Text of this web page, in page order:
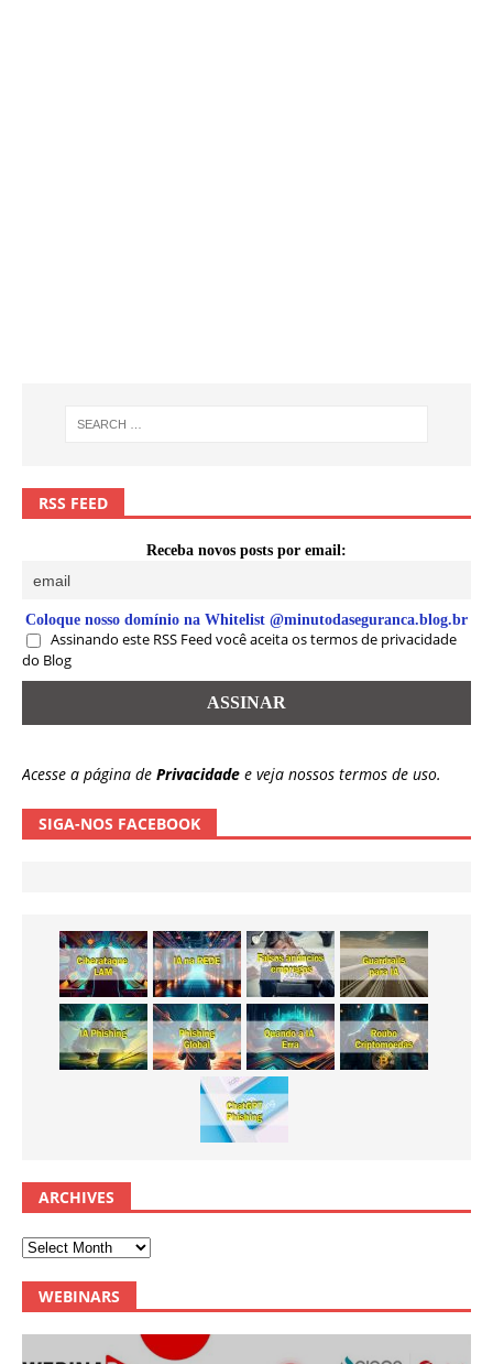
RSS FEED
Receba novos posts por email:
Coloque nosso domínio na Whitelist @minutodaseguranca.blog.br
Assinando este RSS Feed você aceita os termos de privacidade
do Blog
Acesse a página de Privacidade e veja nossos termos de uso.
SIGA-NOS FACEBOOK
ARCHIVES
WEBINARS